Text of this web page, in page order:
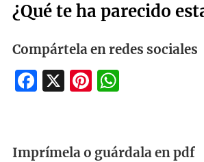
¿Qué te ha parecido
Compártela en redes sociales
Facebook
X Pinterest
Imprímela o guárdala en pdf